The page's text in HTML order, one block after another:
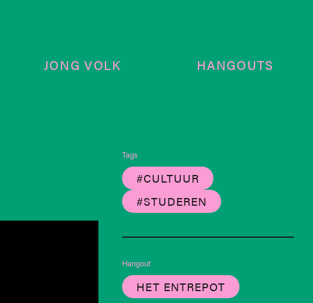
JONG VOLK HANGOUTS
Tags
#CULTUUR
#STUDEREN
Hangout
HET ENTREPOT